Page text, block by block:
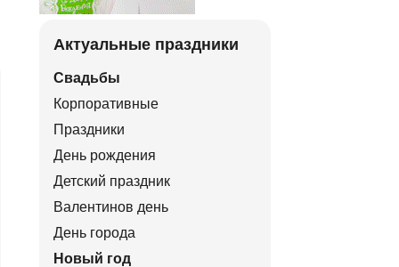
Актуальные праздники
Свадьбы
Корпоративные
Праздники
День рождения
Детский праздник
Валентинов день
День города
Новый год